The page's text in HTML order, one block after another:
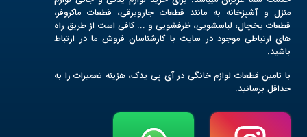
منزل و آشپزخانه به مانند قطعات جاروبرقی، قطعات ماکروفر،
قطعات یخچال، لباسشویی، ظرفشویی و ... کافی است از طریق راه
های ارتباطی موجود در سایت با کارشناسان فروش ما در ارتباط
باشید.
با تامین قطعات لوازم خانگی در آی پی یدک، هزینه تعمیرات را به
حداقل برسانید.